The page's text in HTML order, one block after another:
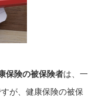
保険の被保険者は、一
が、健康保険の被保